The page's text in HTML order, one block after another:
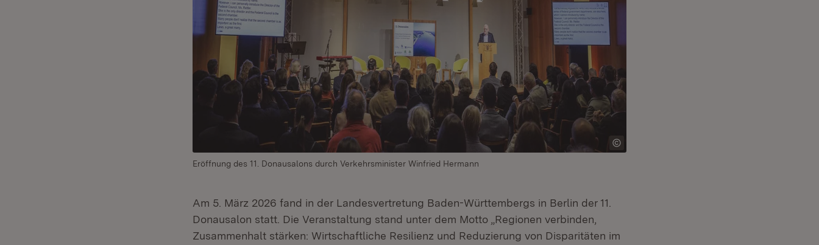
Eröffnung des 11. Donausalons durch Verkehrsminister Winfried Hermann
Am 5. März 2026 fand in der Landesvertretung Baden-Württembergs in Berlin der 11.
Donausalon statt. Die Veranstaltung stand unter dem Motto „Regionen verbinden,
Zusammenhalt stärken: Wirtschaftliche Resilienz und Reduzierung von Disparitäten im